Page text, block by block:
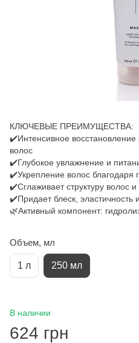
КЛЮЧЕВЫЕ ПРЕИМУЩЕСТВА:
✔️Интенсивное
волос
✔️Глубокое увлажнение и
✔️Укрепление волос благодаря
✔️Сглаживает структуру волос и
✔️Придает блеск, эластичность
🌿Активный компонент:
Объем, мл
1 л 250 мл
В наличии
624 грн